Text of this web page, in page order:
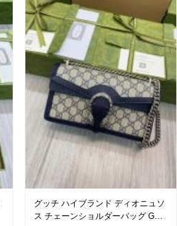
グッチ ハイブランド ディオニュソ
ス チェーンショルダーバッグ GG